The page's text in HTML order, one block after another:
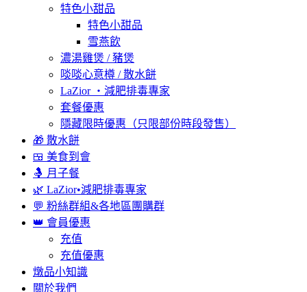
特色小甜品
特色小甜品
雪燕飲
濃湯雞煲 / 豬煲
啖啖心意樽 / 散水餅
LaZior ・減肥排毒專家
套餐優惠
隱藏限時優惠（只限部份時段發售）
🎁 散水餅
🍱 美食到會
🤱 月子餐
🌿 LaZior•減肥排毒專家
💬 粉絲群組&各地區團購群
👑 會員優惠
充值
充值優惠
燉品小知識
關於我們